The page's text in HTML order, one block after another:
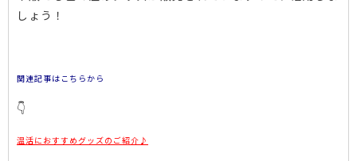
しょう！
関連記事はこちらから
👇
温活におすすめグッズのご紹介♪